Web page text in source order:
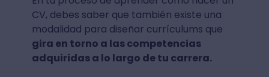
CV, debes saber que también existe una
modalidad para diseñar currículums que
gira en torno a las competencias
adquiridas a lo largo de tu carrera.